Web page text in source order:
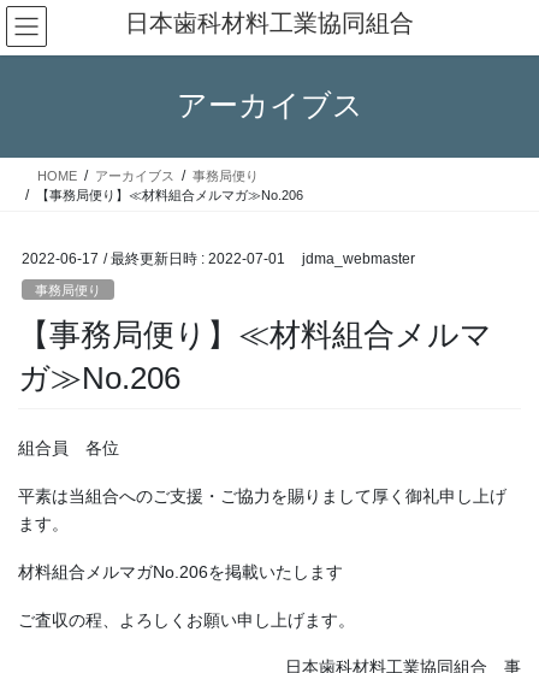
コ
ン
テ
ス
ナ
ビ
ゲ
ン
日本歯科材料工業協同組合
アーカイブス
HOME アーカイブス
事務局便り
【事務局便り】≪材料組合メルマガ≫No.206
2022-06-17 / 最終更新日時 : 2022-07-01 jdma_webmaster
事務局便り
【事務局便り】≪材料組合メルマ
ガ≫No.206
組合員 各位
平素は当組合へのご支援・ご協力を賜りまして厚く御礼申し上げ
ます。
材料組合メルマガNo.206を掲載いたします
ご査収の程、よろしくお願い申し上げます。
日本歯科材料工業協同組合 事